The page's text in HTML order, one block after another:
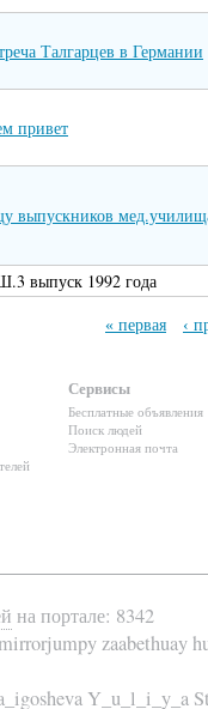
Талгарцев в Германии
привет
выпускников
выпуск 1992 года
« первая ‹
Сервисы
Бесплатные объявления
Поиск людей
Электронная почта
на портале: 8342
zaabethuay
Y_u_l_i_y_a